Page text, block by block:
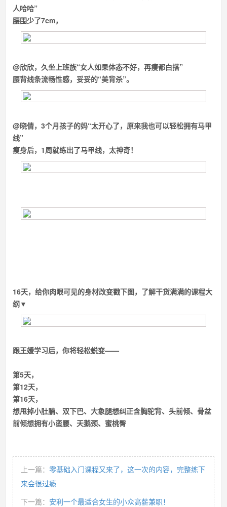
人哈哈”
腰围少了7cm，
@欣欣，久坐上班族“女人如果体态不好，再瘦都白搭”
腰背线条流畅性感，妥妥的“美背杀”。
@晓倩，3个月孩子的妈“太开心了，原来我也可以轻松拥有马甲
线”
瘦身后，1周就练出了马甲线，太神奇！
16天，给你肉眼可见的身材改变戳下图，了解干货满满的课程大
纲▼
跟王媛学习后，你将轻松蜕变——
第5天，
第12天，
第16天，
想甩掉小肚腩、双下巴、大象腿想纠正含胸驼背、头前倾、骨盆
前倾想拥有小蛮腰、天鹅颈、蜜桃臀
上一篇： 零基础入门课程又来了，这一次的内容，完整练下
来会很过瘾
下一篇： 安利一个最适合女生的小众高薪兼职！